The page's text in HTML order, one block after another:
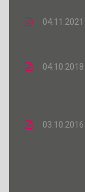
04.11.2021
04.10.2018
03.10.2016